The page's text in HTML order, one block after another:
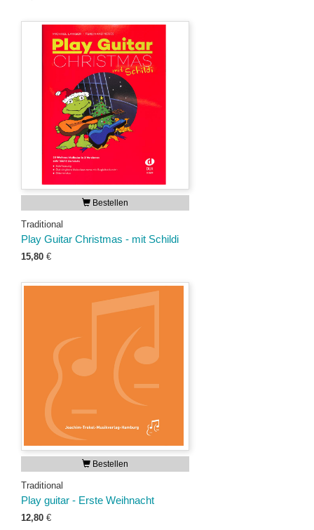
Bestellen
Traditional
Play Guitar Christmas - mit Schildi
15,80 €
Bestellen
Traditional
Play guitar - Erste Weihnacht
12,80 €